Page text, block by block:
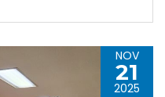
NOV
21
2025